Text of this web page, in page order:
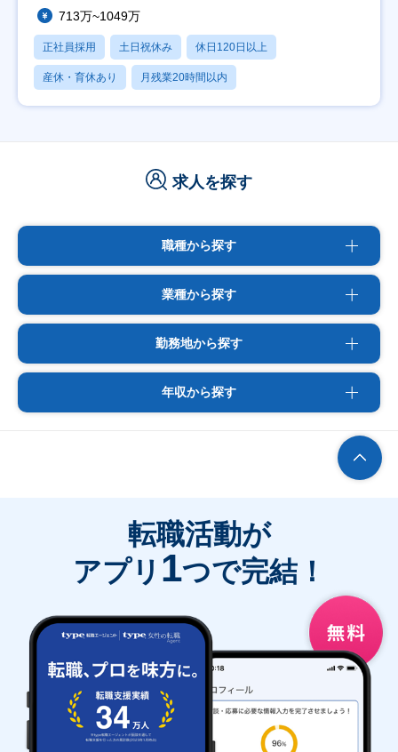
713万~1049万
正社員採用 土日祝休み 休日120日以上
産休・育休あり 月残業20時間以内
求人を探す
職種から探す
業種から探す
勤務地から探す
年収から探す
転職活動が
アプリ 1つで完結！